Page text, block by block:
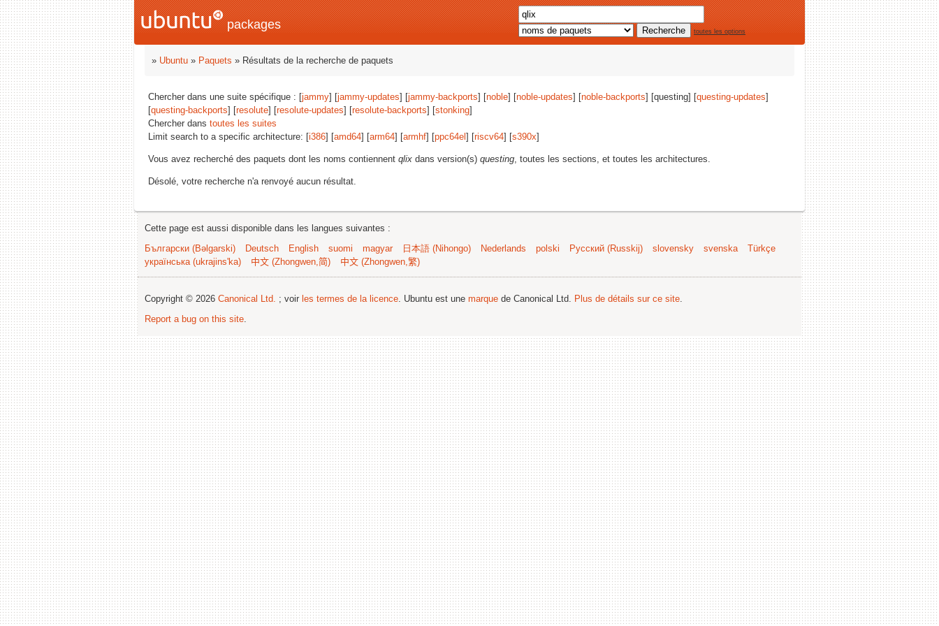
packages toutes les options
» Ubuntu » Paquets » Résultats de la recherche de paquets
Chercher dans une suite spécifique : [jammy] [jammy-updates] [jammy-backports] [noble] [noble-updates] [noble-backports] [questing] [questing-updates]
[questing-backports] [resolute] [resolute-updates] [resolute-backports] [stonking]
Chercher dans toutes les suites
Limit search to a specific architecture: [i386] [amd64] [arm64] [armhf] [ppc64el ] [riscv64] [s390x]
Vous avez recherché des paquets dont les noms contiennent qlix dans version(s) questing, toutes les sections, et toutes les architectures.
Désolé, votre recherche n'a renvoyé aucun résultat.
Cette page est aussi disponible dans les langues suivantes :
Български (Bəlgarski)
Deutsch English suomi magyar 日本語 (Nihongo) Nederlands polski Русский (Russkij) slovensky svenska
Türkçe
українська (ukrajins'ka)
中文 (Zhongwen,简) 中文 (Zhongwen,繁)
Copyright © 2026 Canonical Ltd. ; voir les termes de la licence. Ubuntu est une marque de Canonical Ltd. Plus de détails sur ce site.
Report a bug on this site.